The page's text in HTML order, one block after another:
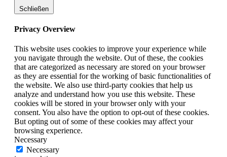
Schließen
Privacy Overview
This website uses cookies to improve your experience while
you navigate through the website. Out of these, the cookies
that are categorized as necessary are stored on your browser
as they are essential for the working of basic functionalities of
the website. We also use third-party cookies that help us
analyze and understand how you use this website. These
cookies will be stored in your browser only with your
consent. You also have the option to opt-out of these cookies.
But opting out of some of these cookies may affect your
browsing experience.
Necessary
Necessary